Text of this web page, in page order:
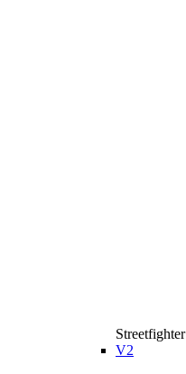
Streetfighter
V2